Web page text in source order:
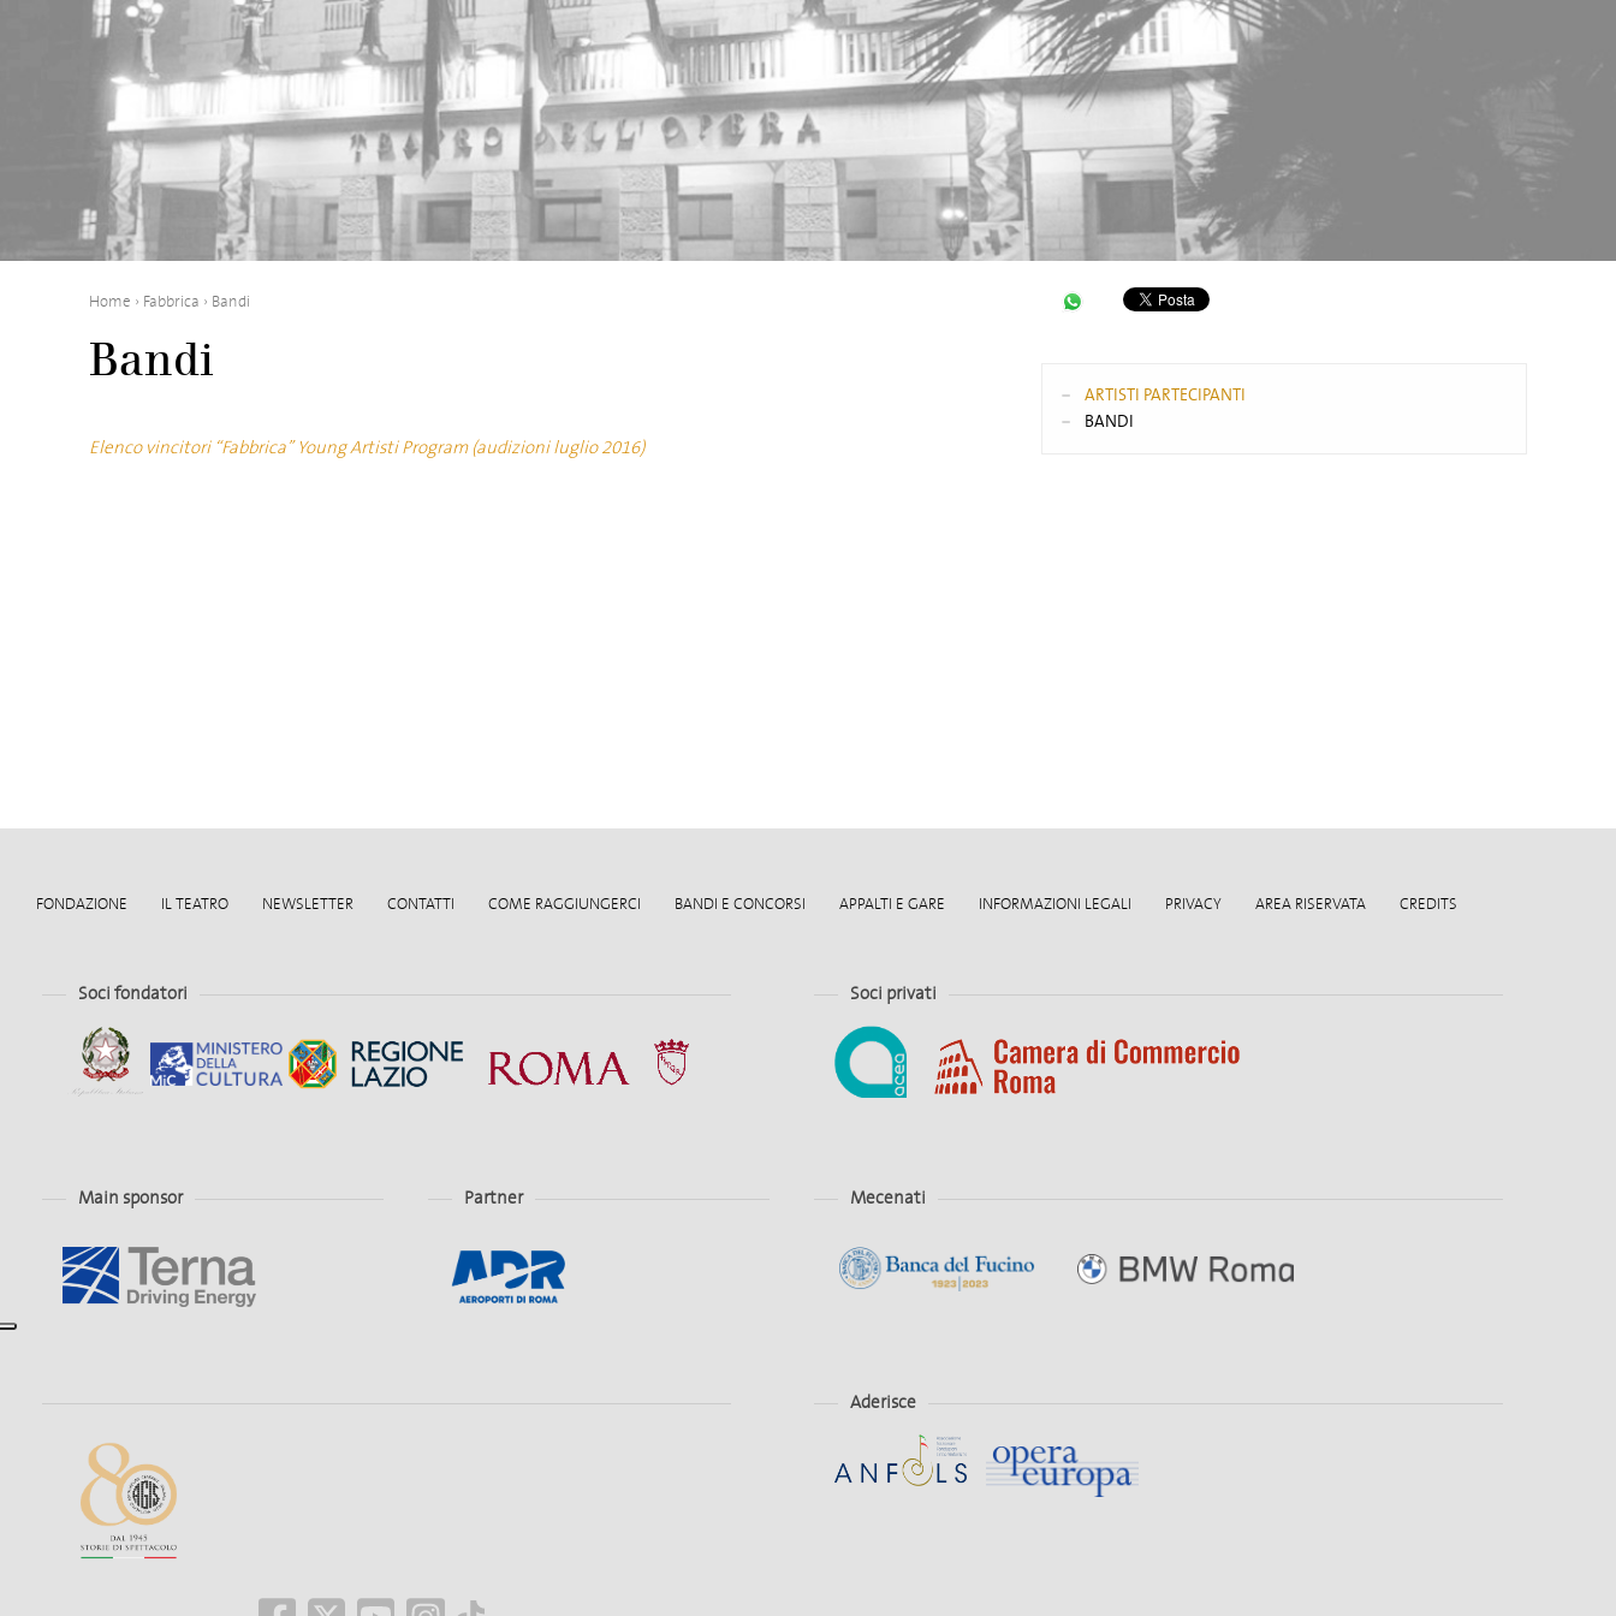
Home › Fabbrica › Bandi
Bandi
Elenco vincitori “Fabbrica” Young Artisti Program (audizioni luglio 2016)
ARTISTI PARTECIPANTI
BANDI
FONDAZIONE IL TEATRO NEWSLETTER CONTATTI COME RAGGIUNGERCI BANDI E CONCORSI APPALTI E GARE INFORMAZIONI LEGALI PRIVACY AREA RISERVATA CREDITS
Soci fondatori Soci privati
Main sponsor Partner Mecenati
Aderisce